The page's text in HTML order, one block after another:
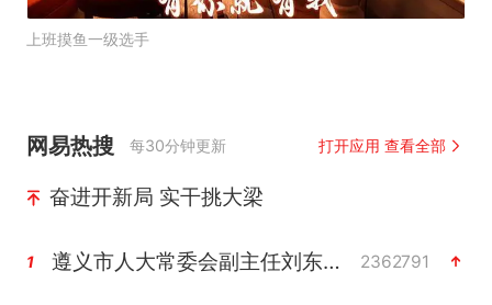
上班摸鱼一级选手
网易热搜 每30分钟更新 打开应用 查看全部
奋进开新局 实干挑大梁
1 遵义市人大常委会副主任刘东明被查 2362791